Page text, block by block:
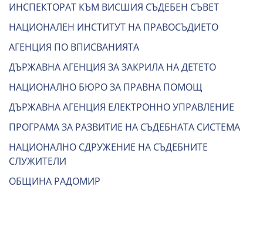
ИНСПЕКТОРАТ КЪМ ВИСШИЯ СЪДЕБЕН СЪВЕТ
НАЦИОНАЛЕН ИНСТИТУТ НА ПРАВОСЪДИЕТО
АГЕНЦИЯ ПО ВПИСВАНИЯТА
ДЪРЖАВНА АГЕНЦИЯ ЗА ЗАКРИЛА НА ДЕТЕТО
НАЦИОНАЛНО БЮРО ЗА ПРАВНА ПОМОЩ
ДЪРЖАВНА АГЕНЦИЯ ЕЛЕКТРОННО УПРАВЛЕНИЕ
ПРОГРАМА ЗА РАЗВИТИЕ НА СЪДЕБНАТА СИСТЕМА
НАЦИОНАЛНО СДРУЖЕНИЕ НА СЪДЕБНИТЕ
СЛУЖИТЕЛИ
ОБЩИНА РАДОМИР